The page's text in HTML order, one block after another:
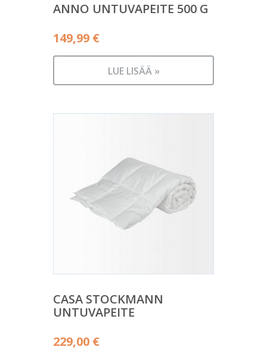
ANNO UNTUVAPEITE 500 G
149,99 €
LUE LISÄÄ »
CASA STOCKMANN
UNTUVAPEITE
229,00 €